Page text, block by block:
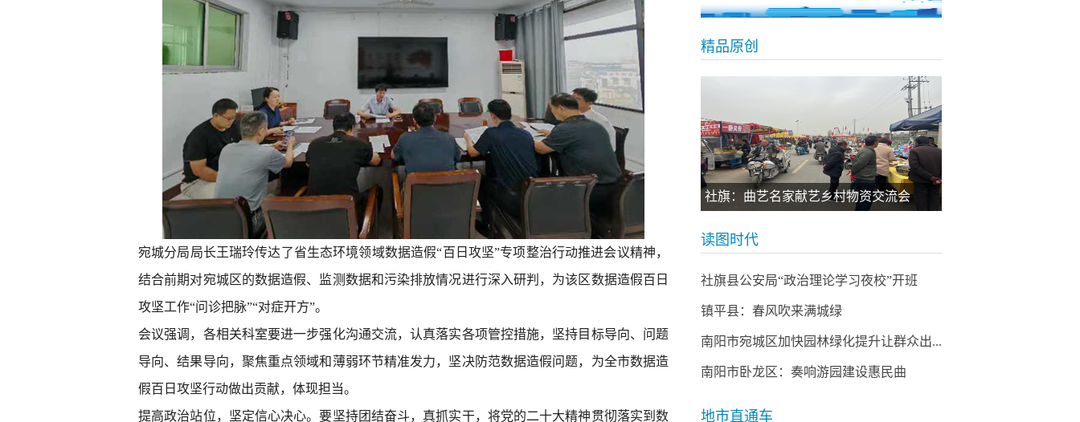
宛城分局局长王瑞玲传达了省生态环境领域数据造假“百日攻坚”专项整治行动推进会议精神，
结合前期对宛城区的数据造假、监测数据和污染排放情况进行深入研判，为该区数据造假百日
攻坚工作“问诊把脉”“对症开方”。
会议强调，各相关科室要进一步强化沟通交流，认真落实各项管控措施，坚持目标导向、问题
导向、结果导向，聚焦重点领域和薄弱环节精准发力，坚决防范数据造假问题，为全市数据造
假百日攻坚行动做出贡献，体现担当。
提高政治站位，坚定信心决心。要坚持团结奋斗，真抓实干，将党的二十大精神贯彻落实到数
精品原创
社旗：曲艺名家献艺乡村物资交流会
读图时代
社旗县公安局“政治理论学习夜校”开班
镇平县：春风吹来满城绿
南阳市宛城区加快园林绿化提升让群众出...
南阳市卧龙区：奏响游园建设惠民曲
地市直通车